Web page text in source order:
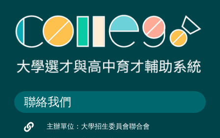
聯絡我們
主辦單位：大學招生委員會聯合會